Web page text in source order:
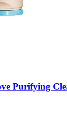
Purifying